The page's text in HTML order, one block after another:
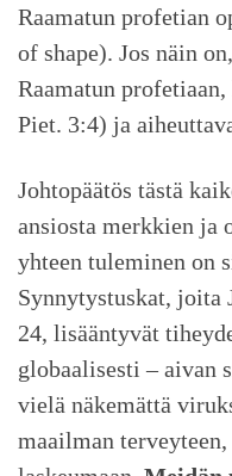
Raamatun profetian
of shape). Jos näin
Raamatun
Piet. 3:4) ja
Johtopäätös tästä
ansiosta merkkien ja
yhteen tuleminen on
Synnytystuskat, joita
24, lisääntyvät
globaalisesti – aivan
vielä näkemättä
maailman